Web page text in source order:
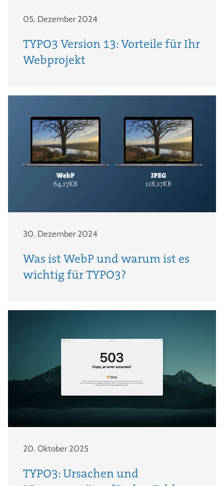
05. Dezember 2024
TYPO3 Version 13: Vorteile für Ihr
Webprojekt
30. Dezember 2024
Was ist WebP und warum ist es
wichtig für TYPO3?
20. Oktober 2025
TYPO3: Ursachen und